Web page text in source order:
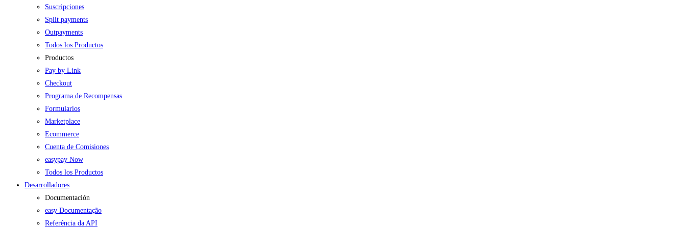
Suscripciones
Split payments
Outpayments
Todos los Productos
Productos
Pay by Link
Checkout
Programa de Recompensas
Formularios
Marketplace
Ecommerce
Cuenta de Comisiones
easypay Now
Todos los Productos
Desarrolladores
Documentación
easy Documentação
Referência da API